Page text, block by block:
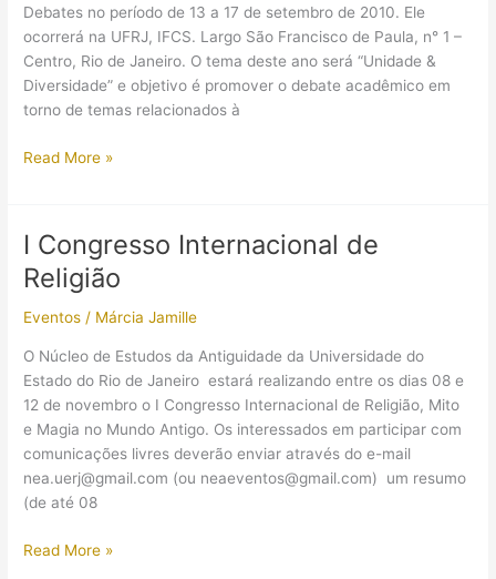
Debates no período de 13 a 17 de setembro de 2010. Ele
ocorrerá na UFRJ, IFCS. Largo São Francisco de Paula, n° 1 –
Centro, Rio de Janeiro. O tema deste ano será “Unidade &
Diversidade” e objetivo é promover o debate acadêmico em
torno de temas relacionados à
Ciclo
História
Antiga
Read More »
I Congresso Internacional de
Religião
Eventos / Márcia Jamille
O Núcleo de Estudos da Antiguidade da Universidade do
Estado do Rio de Janeiro estará realizando entre os dias 08 e
12 de novembro o I Congresso Internacional de Religião, Mito
e Magia no Mundo Antigo. Os interessados em participar com
comunicações livres deverão enviar através do e-mail
nea.uerj@gmail.com (ou neaeventos@gmail.com) um resumo
(de até 08
IRead More »